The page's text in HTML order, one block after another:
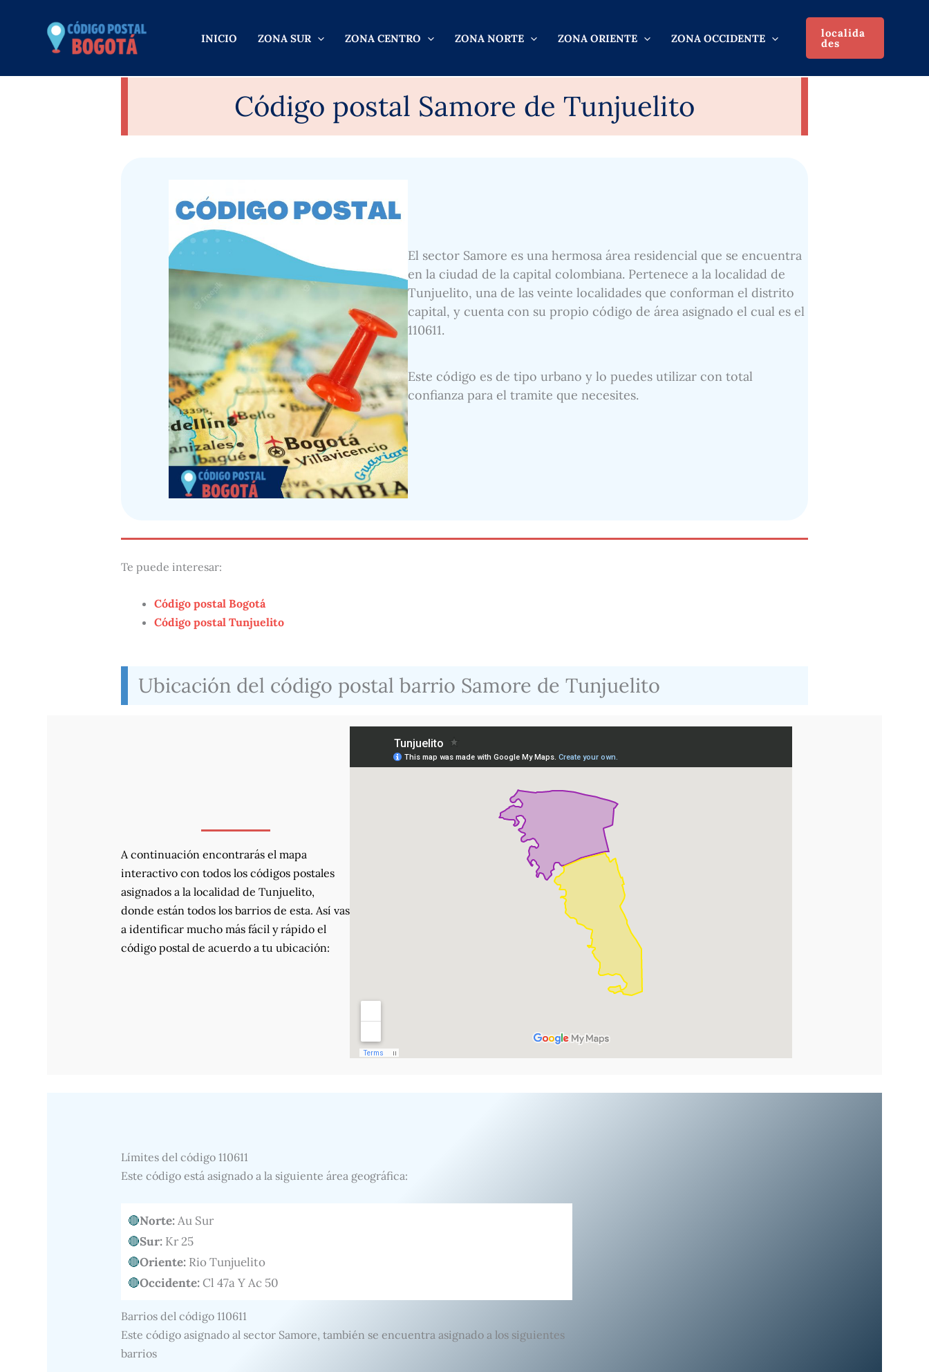
contenido
INICIO ZONA SUR ZONA CENTRO ZONA NORTE ZONA ORIENTE ZONA OCCIDENTE localida
des
Código postal Samore de Tunjuelito
El sector Samore es una hermosa área residencial que se encuentra
en la ciudad de la capital colombiana. Pertenece a la localidad de
Tunjuelito, una de las veinte localidades que conforman el distrito
capital, y cuenta con su propio código de área asignado el cual es el
110611.
Este código es de tipo urbano y lo puedes utilizar con total
confianza para el tramite que necesites.
Te puede interesar:
Código postal Bogotá
Código postal Tunjuelito
Ubicación del código postal barrio Samore de Tunjuelito
A continuación encontrarás el mapa
interactivo con todos los códigos postales
asignados a la localidad de Tunjuelito,
donde están todos los barrios de esta. Así vas
a identificar mucho más fácil y rápido el
código postal de acuerdo a tu ubicación:
Límites del código 110611
Este código está asignado a la siguiente área geográfica:
Norte:Au Sur
Sur: Kr 25
Oriente: Rio Tunjuelito
Occidente:Cl 47a Y Ac 50
Barrios del código 110611
Este código asignado al sector Samore, también se encuentra asignado a los siguientes
barrios